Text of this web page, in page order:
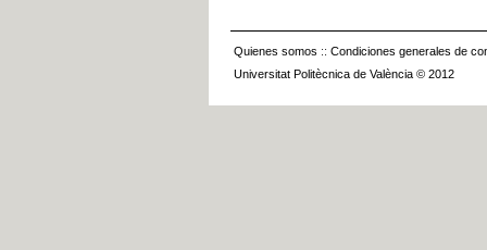
Quienes somos :: Condiciones generales de
Universitat Politècnica de València © 2012